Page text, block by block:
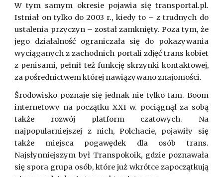
W tym samym okresie pojawia się transportal.pl.
Istniał on tylko do 2003 r., kiedy to – z trudnych do
ustalenia przyczyn – został zamknięty. Poza tym, że
jego działalność ograniczała się do pokazywania
wyciąganych z zachodnich portali zdjęć trans kobiet
z penisami, pełnił też funkcję skrzynki kontaktowej,
za pośrednictwem której nawiązywano znajomości.
Środowisko poznaje się jednak nie tylko tam. Boom
internetowy na początku XXI w. pociągnął za sobą
także rozwój platform czatowych. Na
najpopularniejszej z nich, Polchacie, pojawiły się
także miejsca pogawędek dla osób trans.
Najsłynniejszym był Transpokoik, gdzie poznawała
się spora grupa osób, które już wkrótce zapoczątkują